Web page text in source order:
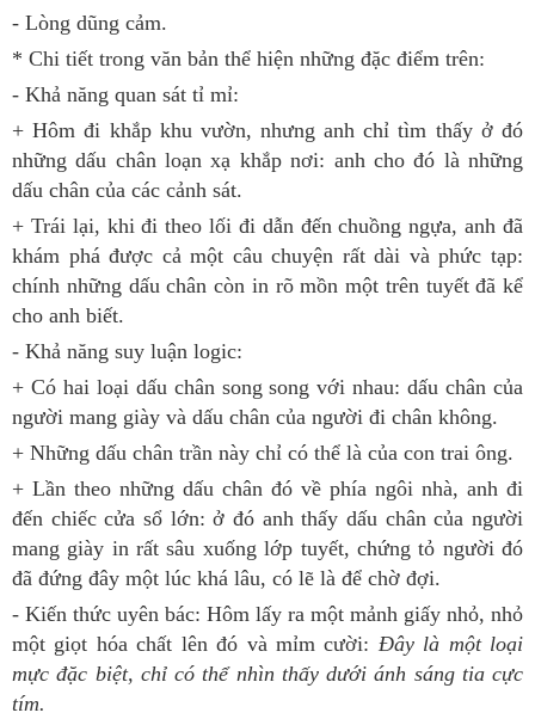
- Lòng dũng cảm.
* Chi tiết trong văn bản thể hiện những đặc điểm trên:
- Khả năng quan sát tỉ mỉ:
+ Hôm đi khắp khu vườn, nhưng anh chỉ tìm thấy ở đó
những dấu chân loạn xạ khắp nơi: anh cho đó là những
dấu chân của các cảnh sát.
+ Trái lại, khi đi theo lối đi dẫn đến chuồng ngựa, anh đã
khám phá được cả một câu chuyện rất dài và phức tạp:
chính những dấu chân còn in rõ mồn một trên tuyết đã kể
cho anh biết.
- Khả năng suy luận logic:
+ Có hai loại dấu chân song song với nhau: dấu chân của
người mang giày và dấu chân của người đi chân không.
+ Những dấu chân trần này chỉ có thể là của con trai ông.
+ Lần theo những dấu chân đó về phía ngôi nhà, anh đi
đến chiếc cửa sổ lớn: ở đó anh thấy dấu chân của người
mang giày in rất sâu xuống lớp tuyết, chứng tỏ người đó
đã đứng đây một lúc khá lâu, có lẽ là để chờ đợi.
- Kiến thức uyên bác: Hôm lấy ra một mảnh giấy nhỏ, nhỏ
một giọt hóa chất lên đó và mỉm cười: Đây là một loại
mực đặc biệt, chỉ có thể nhìn thấy dưới ánh sáng tia cực
tím.